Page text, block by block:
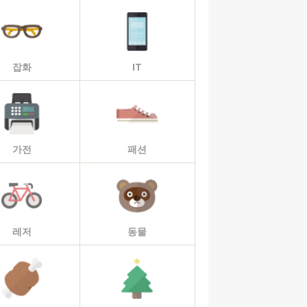
잡화 IT
가전 패션
레저 동물